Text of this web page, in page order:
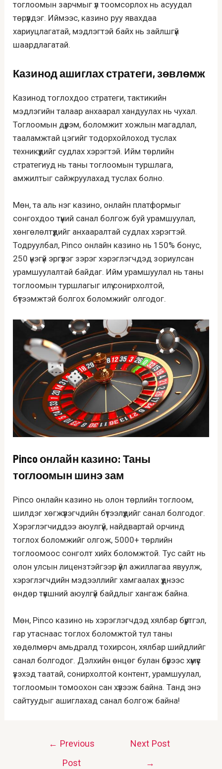
тоглоомын зарчмыг үл тоомсорлох нь асуудал
төрүүлдэг. Иймээс, казино руу явахдаа
хариуцлагатай, мэдлэгтэй байх нь зайлшгүй
шаардлагатай.
Казинод ашиглах стратеги, зөвлөмж
Казинод тоглохдоо стратеги, тактикийн
мэдлэгийн талаар анхаарал хандуулах нь чухал.
Тоглоомын дүрэм, боломжит хожлын магадлал,
тааламжтай цэгийг тодорхойлоход туслах
техникүүдийг судлах хэрэгтэй. Ийм төрлийн
стратегиуд нь таны тоглоомын туршлага,
амжилтыг сайжруулахад туслах болно.
Мөн, та аль нэг казино, онлайн платформыг
сонгохдоо түүний санал болгож буй урамшуулал,
хөнгөлөлтүүдийг анхааралтай судлах хэрэгтэй.
Тодруулбал, Pinco онлайн казино нь 150% бонус,
250 үнэгүй эргүүлэг зэрэг хэрэглэгчдэд зориулсан
урамшуулалтай байдаг. Ийм урамшуулал нь таны
тоглоомын туршлагыг илүү сонирхолтой,
бүтээмжтэй болгох боломжийг олгодог.
Pinco онлайн казино: Таны
тоглоомын шинэ зам
Pinco онлайн казино нь олон төрлийн тоглоом,
шилдэг хөгжүүлэгчдийн бүтээлүүдийг санал болгодог.
Хэрэглэгчиддээ аюулгүй, найдвартай орчинд
тоглох боломжийг олгож, 5000+ төрлийн
тоглоомоос сонголт хийх боломжтой. Тус сайт нь
олон улсын лицензтэйгээр үйл ажиллагаа явуулж,
хэрэглэгчдийн мэдээллийг хамгаалах үүднээс
өндөр түвшний аюулгүй байдлыг хангаж байна.
Мөн, Pinco казино нь хэрэглэгчдэд хялбар бүртгэл,
гар утаснаас тоглох боломжтой тул таны
хөдөлмөрч амьдралд тохирсон, хялбар шийдлийг
санал болгодог. Дэлхийн өнцөг булан бүрээс хүмүүс
үзэхэд таатай, сонирхолтой контент, урамшуулал,
тоглоомын томоохон сан хүлээж байна. Танд энэ
сайтуудыг ашиглахад санал болгож байна!
← Previous
Post
Next Post
→